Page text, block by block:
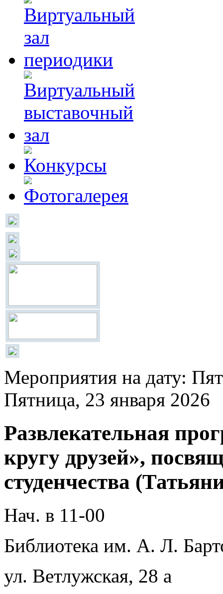
Мероприятия на дату:
Пятница, 23 января 2026
Развлекательная
кругу друзей»,
студенчества
Нач. в 11-00
Библиотека им. А. Л.
ул. Ветлужская, 28 а